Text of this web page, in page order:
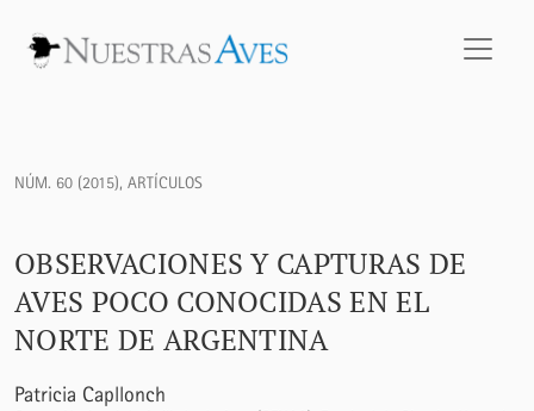
NÚM. 60 (2015), ARTÍCULOS
OBSERVACIONES Y CAPTURAS DE
AVES POCO CONOCIDAS EN EL
NORTE DE ARGENTINA
Patricia Capllonch